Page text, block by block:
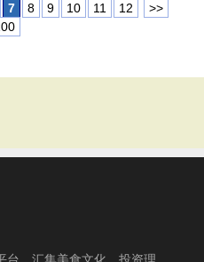
7 8 9 10 11 12
>>